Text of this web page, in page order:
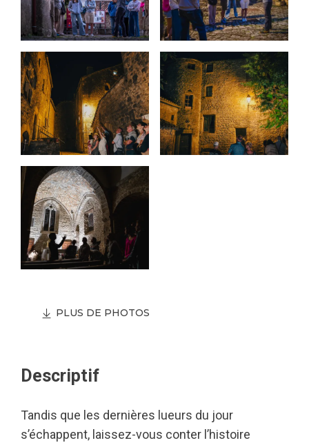
PLUS DE PHOTOS
Descriptif
Tandis que les dernières lueurs du jour
s’échappent, laissez-vous conter l’histoire